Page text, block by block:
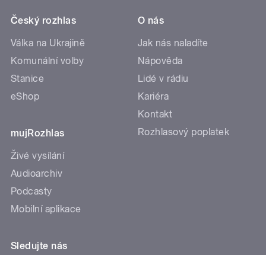
Český rozhlas
Válka na Ukrajině
Komunální volby
Stanice
eShop
mujRozhlas
Živé vysílání
Audioarchiv
Podcasty
Mobilní aplikace
O nás
Jak nás naladíte
Nápověda
Lidé v rádiu
Kariéra
Kontakt
Rozhlasový poplatek
Sledujte nás